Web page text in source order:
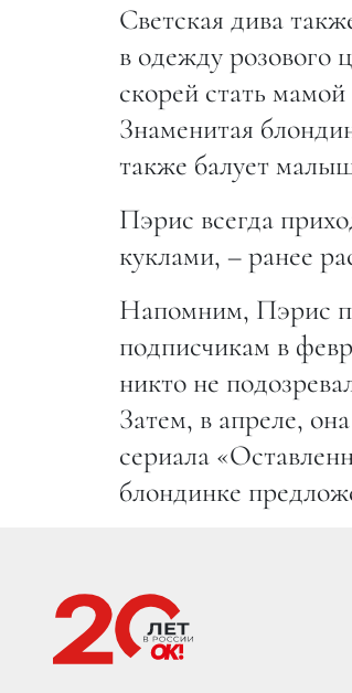
Светская дива
в одежду розового
скорей стать
Знаменитая
также балует
Пэрис всегда
куклами, – ранее
Напомним, Пэрис
подписчикам в
никто не
Затем, в апреле,
сериала
блондинке
БАРАК И